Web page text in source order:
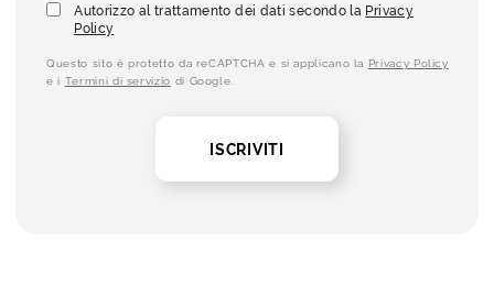
Autorizzo al trattamento dei dati secondo la Privacy
Policy
Questo sito è protetto da reCAPTCHA e si applicano la Privacy Policy
e i Termini di servizio di Google.
ISCRIVITI